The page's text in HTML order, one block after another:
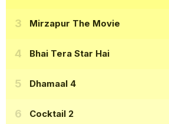
Mirzapur The Movie
Bhai Tera Star Hai
Dhamaal 4
Cocktail 2